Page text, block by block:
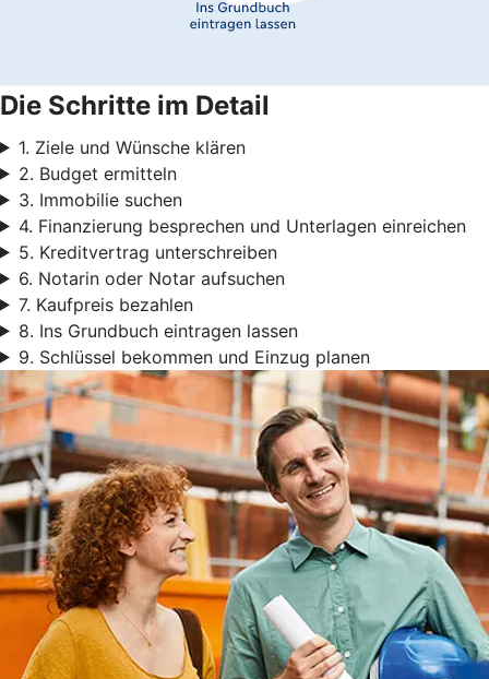
Die Schritte im Detail
1. Ziele und Wünsche klären
2. Budget ermitteln
3. Immobilie suchen
4. Finanzierung besprechen und Unterlagen einreichen
5. Kreditvertrag unterschreiben
6. Notarin oder Notar aufsuchen
7. Kaufpreis bezahlen
8. Ins Grundbuch eintragen lassen
9. Schlüssel bekommen und Einzug planen